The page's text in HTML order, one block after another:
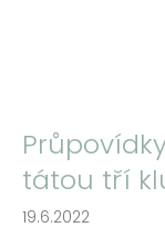
tátou tří
19.6.2022